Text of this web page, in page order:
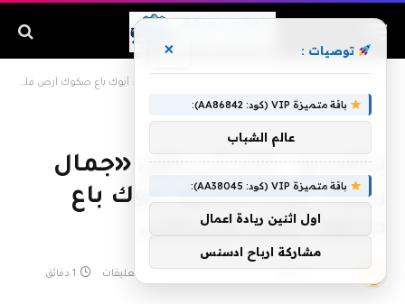
بالفيديو.. إماراتي يلقن «جمال ريان» درسًا قاسيًا: أبوك باع صكوك أرض فلسطين
بالفيديو.. إماراتي يلقن «جمال
ريان» درسًا قاسيًا: أبوك باع
صكوك أرض فلسطين
لا توجد تعليقات 1 دقائق
توصيات : ×
باقة متميزة VIP (كود: AA86842):
عالم الشباب
باقة متميزة VIP (كود: AA38045):
اول اثنين ريادة اعمال
مشاركة ارباح ادسنس